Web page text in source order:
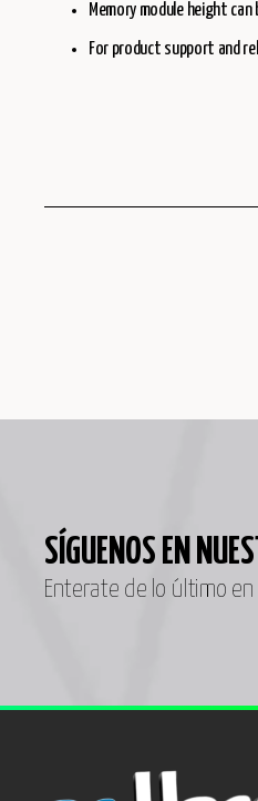
Memory module height
For product support and
SÍGUENOS EN
Enterate de lo último en